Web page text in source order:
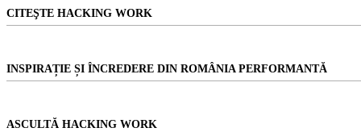
CITEŞTE HACKING WORK
INSPIRAȚIE ȘI ÎNCREDERE DIN ROMÂNIA PERFORMANTĂ
ASCULTĂ HACKING WORK